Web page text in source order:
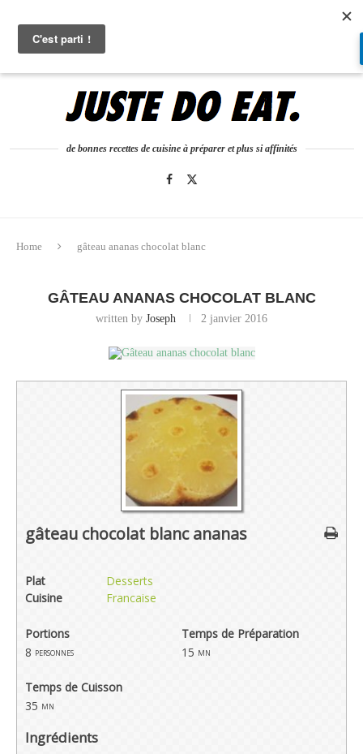
de bonnes recettes de cuisine à préparer et plus si affinités
Home gâteau ananas chocolat blanc
GÂTEAU ANANAS CHOCOLAT BLANC
written by Joseph 2 janvier 2016
gâteau chocolat blanc ananas
Plat
Desserts
Cuisine
Francaise
Portions
Temps de Préparation
8 personnes 15 mn
Temps de Cuisson
35 mn
Ingrédients